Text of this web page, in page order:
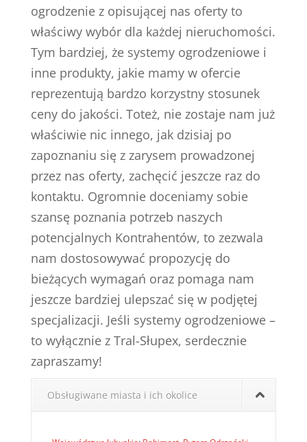
ogrodzenie z opisującej nas oferty to
właściwy wybór dla każdej nieruchomości.
Tym bardziej, że systemy ogrodzeniowe i
inne produkty, jakie mamy w ofercie
reprezentują bardzo korzystny stosunek
ceny do jakości. Toteż, nie zostaje nam już
właściwie nic innego, jak dzisiaj po
zapoznaniu się z zarysem prowadzonej
przez nas oferty, zachęcić jeszcze raz do
kontaktu. Ogromnie doceniamy sobie
szansę poznania potrzeb naszych
potencjalnych Kontrahentów, to zezwala
nam dostosowywać propozycję do
bieżących wymagań oraz pomaga nam
jeszcze bardziej ulepszać się w podjętej
specjalizacji. Jeśli systemy ogrodzeniowe –
to wyłącznie z Tral-Słupex, serdecznie
zapraszamy!
Obsługiwane miasta i ich okolice